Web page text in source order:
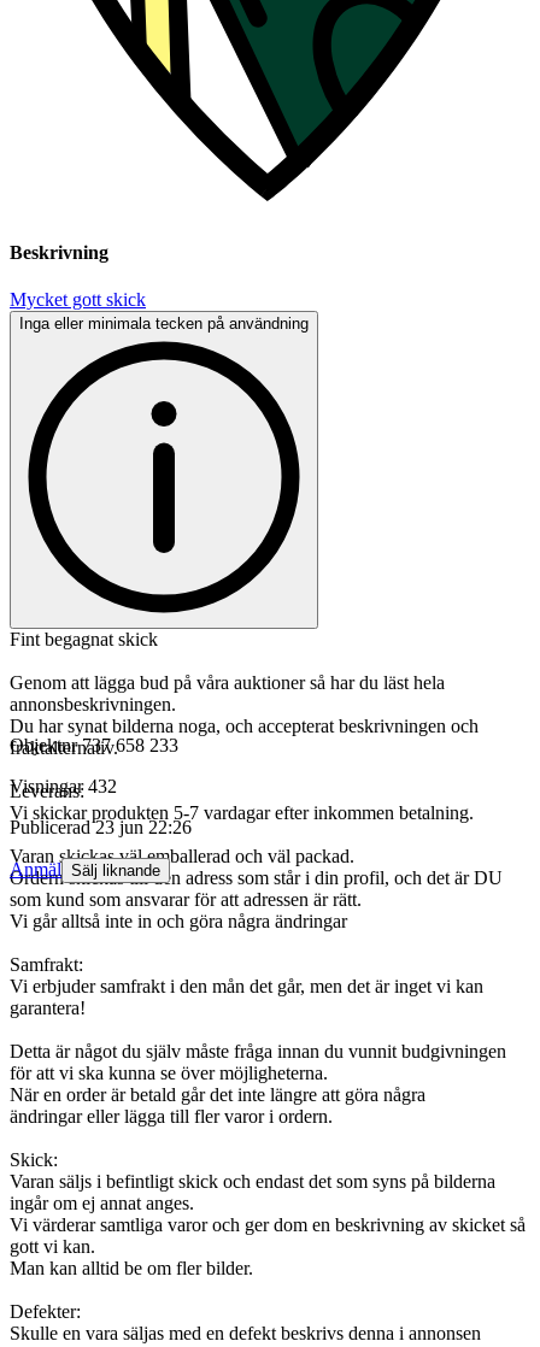
Beskrivning
Mycket gott skick
Inga eller minimala tecken på användning
Fint begagnat skick
Genom att lägga bud på våra auktioner så har du läst hela
annonsbeskrivningen.
Du har synat bilderna noga, och accepterat beskrivningen och
fraktalternativ.
Leverans:
Vi skickar produkten 5-7 vardagar efter inkommen betalning.
Varan skickas väl emballerad och väl packad.
Ordern skickas till den adress som står i din profil, och det är DU
som kund som ansvarar för att adressen är rätt.
Vi går alltså inte in och göra några ändringar
Samfrakt:
Vi erbjuder samfrakt i den mån det går, men det är inget vi kan
garantera!
Detta är något du själv måste fråga innan du vunnit budgivningen
för att vi ska kunna se över möjligheterna.
När en order är betald går det inte längre att göra några
ändringar eller lägga till fler varor i ordern.
Skick:
Varan säljs i befintligt skick och endast det som syns på bilderna
ingår om ej annat anges.
Vi värderar samtliga varor och ger dom en beskrivning av skicket så
gott vi kan.
Man kan alltid be om fler bilder.
Defekter:
Skulle en vara säljas med en defekt beskrivs denna i annonsen
Objektnr 737 658 233
Visningar 432
Publicerad 23 jun 22:26
Anmäl Sälj liknande